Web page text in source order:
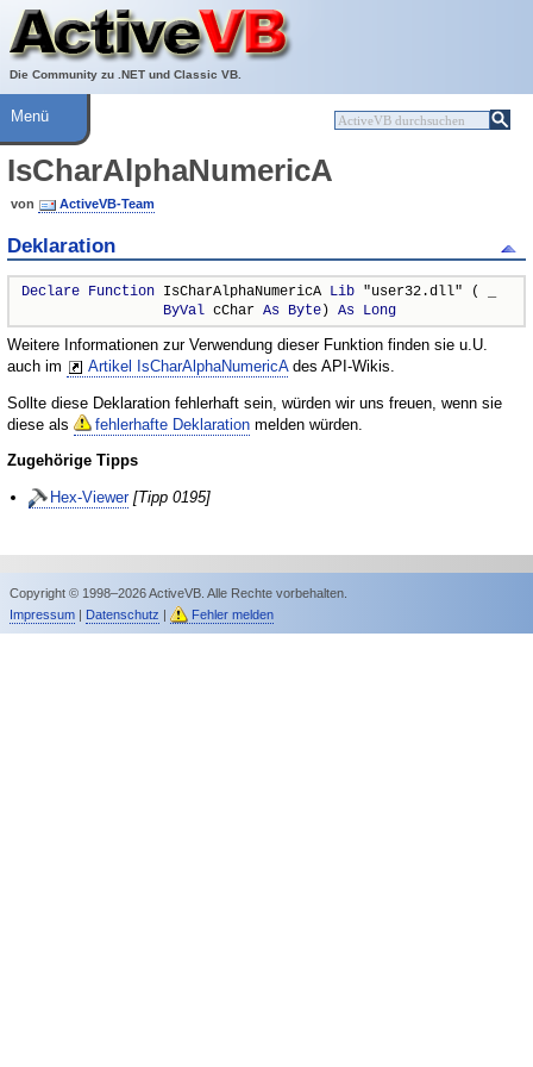
Die Community zu .NET und Classic VB.
Über ActiveVB
Hilfe
Menü
IsCharAlphaNumericA
von ActiveVB-Team
Deklaration
Declare Function IsCharAlphaNumericA Lib "user32.dll" ( _
ByVal cChar As Byte) As Long
Weitere Informationen zur Verwendung dieser Funktion finden sie u.U.
auch im
Artikel IsCharAlphaNumericAdes API-Wikis.
Sollte diese Deklaration fehlerhaft sein, würden wir uns freuen, wenn sie
diese als
fehlerhafte Deklaration melden würden.
Zugehörige Tipps
Hex-Viewer [Tipp 0195]
Copyright © 1998–2026 ActiveVB. Alle Rechte vorbehalten.
Impressum| Datenschutz | Fehler melden